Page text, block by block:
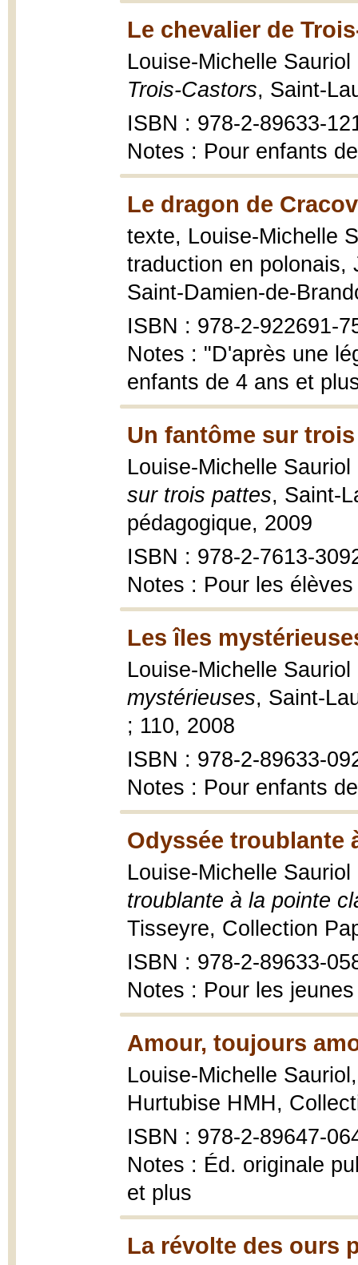
Le chevalier de
Louise-Michelle
Trois-Castors, Saint-
ISBN : 978-2-89633-
Notes : Pour enfants
Le dragon de
texte, Louise-Michelle
traduction en
Saint-Damien-de-
ISBN : 978-2-922691-
Notes : "D'après une
enfants de 4 ans et
Un fantôme sur
Louise-Michelle
sur trois pattes, Saint-
pédagogique, 2009
ISBN : 978-2-7613-
Notes : Pour les
Les îles
Louise-Michelle
mystérieuses, Saint-
; 110, 2008
ISBN : 978-2-89633-
Notes : Pour enfants
Odyssée troublante
Louise-Michelle
troublante à la pointe
Tisseyre, Collection
ISBN : 978-2-89633-
Notes : Pour les
Amour, toujours
Louise-Michelle
Hurtubise HMH,
ISBN : 978-2-89647-
Notes : Éd. originale
et plus
La révolte des ours